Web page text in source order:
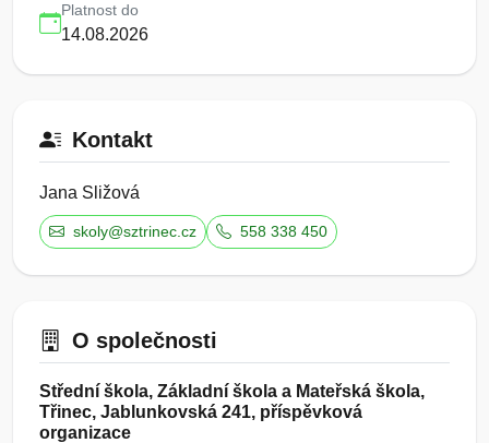
Platnost do
14.08.2026
Kontakt
Jana Sližová
skoly@sztrinec.cz 558 338 450
O společnosti
Střední škola, Základní škola a Mateřská škola,
Třinec, Jablunkovská 241, příspěvková
organizace